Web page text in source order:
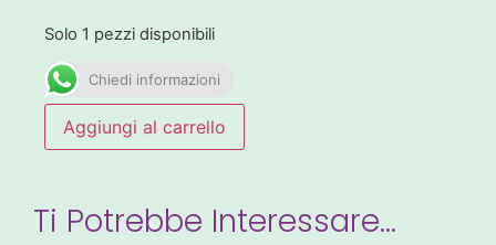
Solo 1 pezzi disponibili
Chiedi informazioni
Aggiungi al carrello
Ti Potrebbe Interessare…